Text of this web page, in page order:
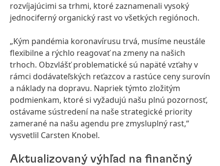
rozvíjajúcimi sa trhmi, ktoré zaznamenali vysoký
jednociferný organický rast vo všetkých regiónoch.
„Kým pandémia koronavírusu trvá, musíme neustále
flexibilne a rýchlo reagovať na zmeny na našich
trhoch. Obzvlášť problematické sú napäté vzťahy v
rámci dodávateľských reťazcov a rastúce ceny surovín
a náklady na dopravu. Napriek týmto zložitým
podmienkam, ktoré si vyžadujú našu plnú pozornosť,
ostávame sústredení na naše strategické priority
zamerané na našu agendu pre zmysluplný rast,“
vysvetlil Carsten Knobel.
Aktualizovaný výhľad na finančný